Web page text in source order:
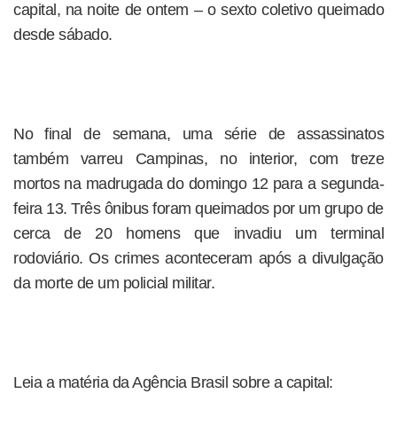
capital, na noite de ontem – o sexto coletivo queimado
desde sábado.
No final de semana, uma série de assassinatos
também varreu Campinas, no interior, com treze
mortos na madrugada do domingo 12 para a segunda-
feira 13. Três ônibus foram queimados por um grupo de
cerca de 20 homens que invadiu um terminal
rodoviário. Os crimes aconteceram após a divulgação
da morte de um policial militar.
Leia a matéria da Agência Brasil sobre a capital: